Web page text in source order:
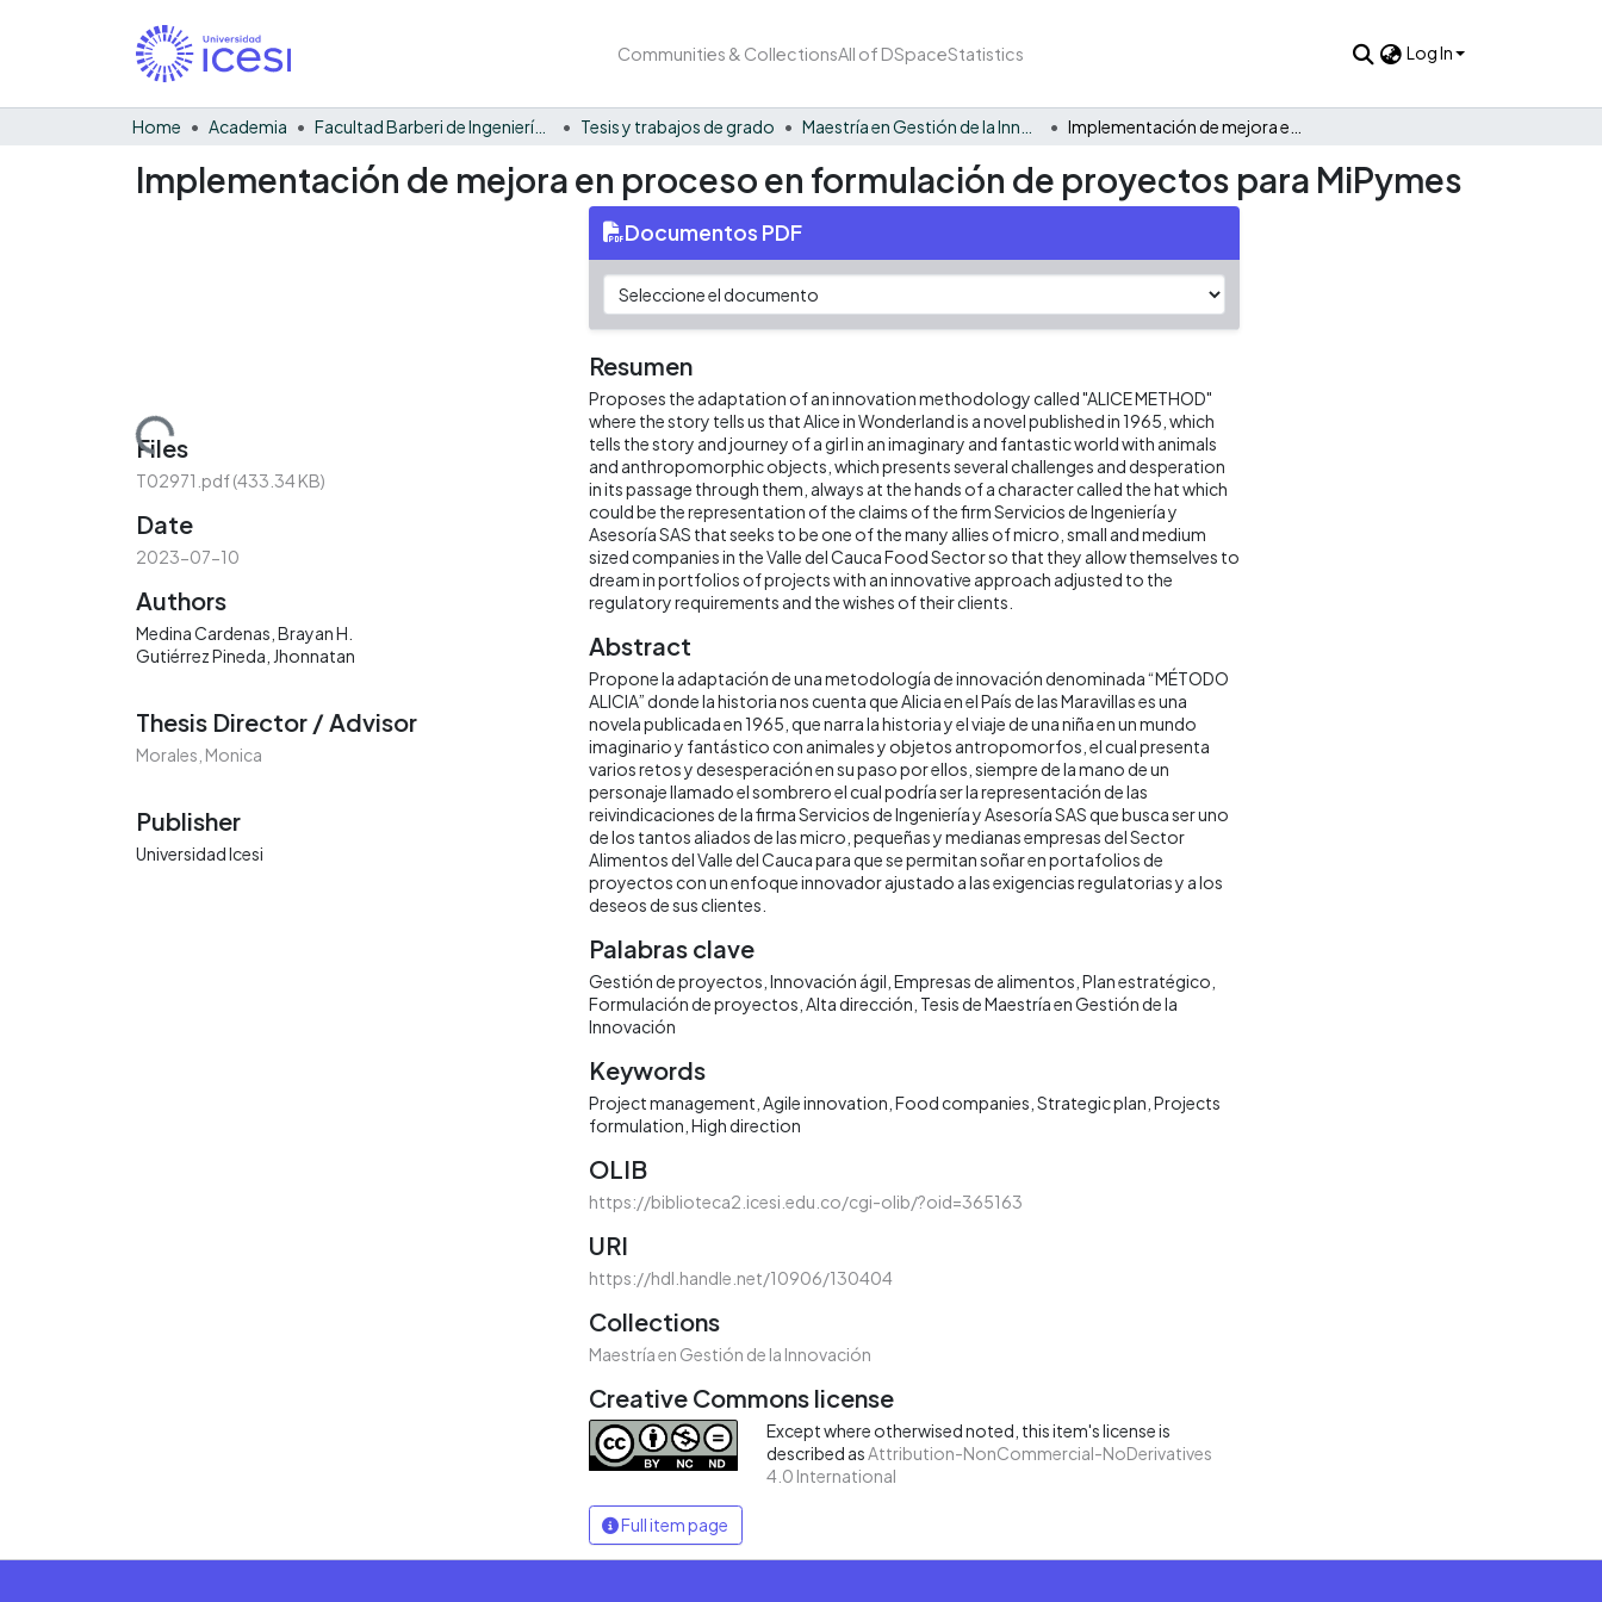
Communities & CollectionsAll of DSpaceStatistics Log In
Home Academia Facultad Barberi de Ingeniería, Diseño y Ciencias Aplicadas Tesis y trabajos de grado
Implementación de mejora en proceso en formulación de proyectos para MiPymes
Loading...
Files
T02971.pdf(433.34 KB)
Date
2023-07-10
Authors
Medina Cardenas, Brayan H.
Gutiérrez Pineda, Jhonnatan
Thesis Director / Advisor
Morales, Monica
Publisher
Universidad Icesi
Documentos PDF
Resumen
Proposes the adaptation of an innovation methodology called "ALICE METHOD"
where the story tells us that Alice in Wonderland is a novel published in 1965, which
tells the story and journey of a girl in an imaginary and fantastic world with animals
and anthropomorphic objects, which presents several challenges and desperation
in its passage through them, always at the hands of a character called the hat which
could be the representation of the claims of the firm Servicios de Ingeniería y
Asesoría SAS that seeks to be one of the many allies of micro, small and medium
sized companies in the Valle del Cauca Food Sector so that they allow themselves to
dream in portfolios of projects with an innovative approach adjusted to the
regulatory requirements and the wishes of their clients.
Abstract
Propone la adaptación de una metodología de innovación denominada “MÉTODO
ALICIA” donde la historia nos cuenta que Alicia en el País de las Maravillas es una
novela publicada en 1965, que narra la historia y el viaje de una niña en un mundo
imaginario y fantástico con animales y objetos antropomorfos, el cual presenta
varios retos y desesperación en su paso por ellos, siempre de la mano de un
personaje llamado el sombrero el cual podría ser la representación de las
reivindicaciones de la firma Servicios de Ingeniería y Asesoría SAS que busca ser uno
de los tantos aliados de las micro, pequeñas y medianas empresas del Sector
Alimentos del Valle del Cauca para que se permitan soñar en portafolios de
proyectos con un enfoque innovador ajustado a las exigencias regulatorias y a los
deseos de sus clientes.
Palabras clave
Gestión de proyectos Innovación ágil Empresas de alimentos Plan estratégico
Formulación de proyectos Alta dirección Tesis de Maestría en Gestión de la
Innovación
Keywords
Project management Agile innovation Food companies Strategic plan Projects
formulation High direction
OLIB
https://biblioteca2.icesi.edu.co/cgi-olib/?oid=365163
URI
https://hdl.handle.net/10906/130404
Collections
Maestría en Gestión de la Innovación
Creative Commons license
Except where otherwised noted, this item's license is
described as Attribution-NonCommercial-NoDerivatives
4.0 International
Full item page